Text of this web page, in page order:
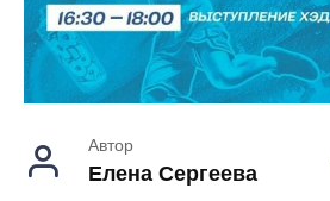
Автор
Елена Сергеева